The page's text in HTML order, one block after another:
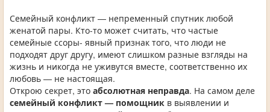
Семейный конфликт — непременный спутник любой
женатой пары. Кто-то может считать, что частые
семейные ссоры- явный признак того, что люди не
подходят друг другу, имеют слишком разные взгляды на
жизнь и никогда не уживутся вместе, соответственно их
любовь — не настоящая.
Открою секрет, это абсолютная неправда. На самом деле
семейный конфликт — помощник в выявлении и